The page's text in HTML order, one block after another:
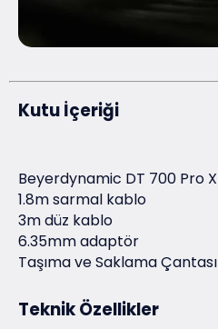
Kutu İçeriği
Beyerdynamic DT 700 Pro X
1.8m sarmal kablo
3m düz kablo
6.35mm adaptör
Taşıma ve Saklama Çantası
Teknik Özellikler